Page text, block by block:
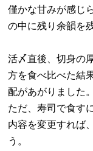
僅かな甘みが感じ
の中に残り余韻を
活〆直後、切身の
方を食べ比べた結
配があがりました。
ただ、寿司で食す
内容を変更すれば
う。